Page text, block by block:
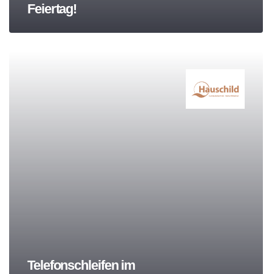
Feiertag!
Telefonschleifen im